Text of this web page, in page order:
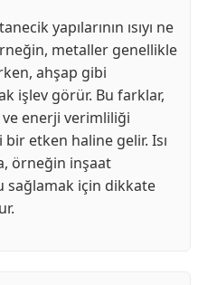
yapılarının ısıyı ne
metaller genellikle
ahşap gibi
işlev görür. Bu farklar,
enerji verimliliği
etken haline gelir. Isı
örneğin inşaat
için dikkate